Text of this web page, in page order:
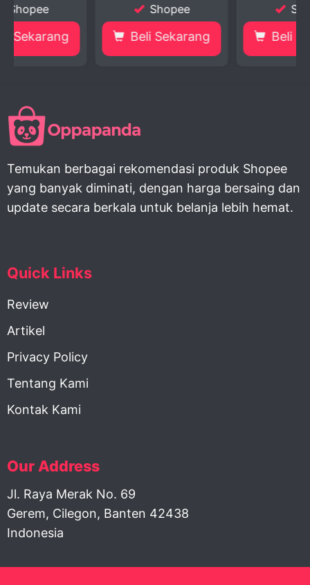
Beli Sekarang Beli Sekarang
Temukan berbagai rekomendasi produk Shopee
yang banyak diminati, dengan harga bersaing dan
update secara berkala untuk belanja lebih hemat.
Quick Links
Review
Artikel
Privacy Policy
Tentang Kami
Kontak Kami
Our Address
Jl. Raya Merak No. 69
Gerem, Cilegon, Banten 42438
Indonesia